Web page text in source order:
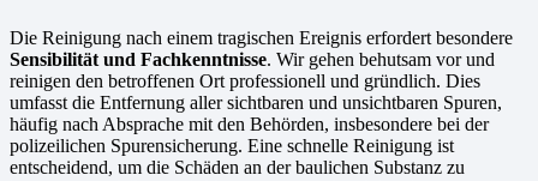
Die Reinigung nach einem tragischen Ereignis erfordert besondere
Sensibilität und Fachkenntnisse. Wir gehen behutsam vor und
reinigen den betroffenen Ort professionell und gründlich. Dies
umfasst die Entfernung aller sichtbaren und unsichtbaren Spuren,
häufig nach Absprache mit den Behörden, insbesondere bei der
polizeilichen Spurensicherung. Eine schnelle Reinigung ist
entscheidend, um die Schäden an der baulichen Substanz zu